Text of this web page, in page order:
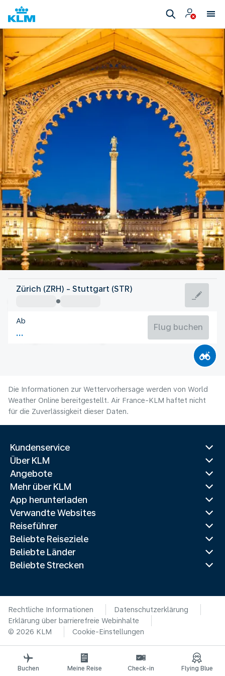
Deutschland
Stuttgart
Deutschland
Flugzeit
Zürich (ZRH) - Stuttgart (STR)
Ab
Flug buchen
Die Informationen zur Wettervorhersage werden von World
Weather Online bereitgestellt. Air France-KLM haftet nicht
für die Zuverlässigkeit dieser Daten.
Kundenservice
Über KLM
Angebote
Mehr über KLM
App herunterladen
Verwandte Websites
Reiseführer
Beliebte Reiseziele
Beliebte Länder
Beliebte Strecken
Rechtliche Informationen
Datenschutzerklärung
Erklärung über barrierefreie Webinhalte
© 2026 KLM
Cookie-Einstellungen
Buchen Meine Reise Check-in Flying Blue